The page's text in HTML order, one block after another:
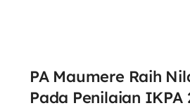
PA Maumere Raih
Pada Penilaian IKPA